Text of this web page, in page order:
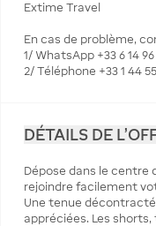
Extime Travel
En cas de problème,
1/ WhatsApp +33 6 14 96
2/ Téléphone +33 1 44
DÉTAILS DE
Dépose dans le centre
rejoindre facilement
Une tenue
appréciées. Les